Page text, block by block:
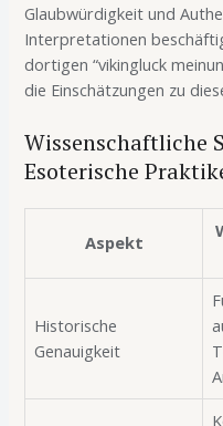
Glaubwürdigkeit und
Interpretationen
dortigen “vikingluck
die Einschätzungen zu
Wissenschaftliche
Esoterische
Aspekt
Historische
Genauigkeit